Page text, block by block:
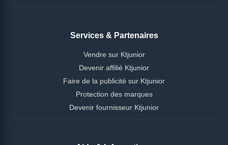
Services & Partenaires
Vendre sur Ktjunior
Devenir affilié Ktjunior
Faire de la publicité sur Ktjunior
Protection des marques
Devenir fournisseur Ktjunior